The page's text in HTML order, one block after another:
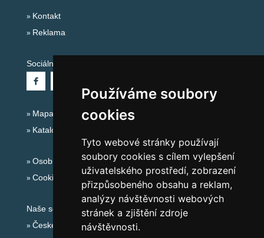
Používáme soubory
cookies
Tyto webové stránky používají
soubory cookies s cílem vylepšení
uživatelského prostředí, zobrazení
přizpůsobeného obsahu a reklam,
analýzy návštěvnosti webových
stránek a zjištění zdroje
návštěvnosti.
Kontakt
Reklama
Sociální sítě:
Mapa serveru Alpy Itálie - Dolomity
Katalog ubytování
Osobní údaje
Cookies
Naše servery:
České hory